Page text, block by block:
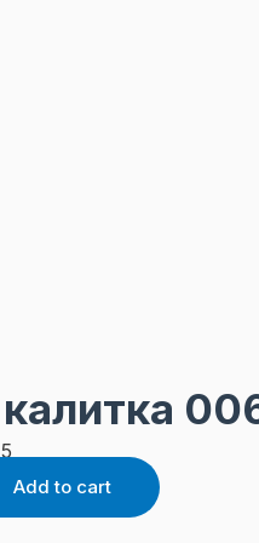
Add to cart